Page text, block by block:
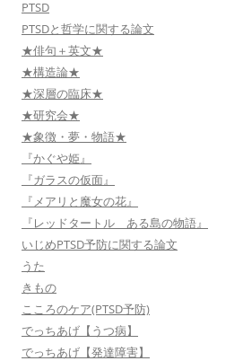
PTSD
PTSDと哲学に関する論文
★俳句＋英文★
★構造論★
★深層の臨床★
★研究会★
★象徴・夢・物語★
『かぐや姫』
『ガラスの仮面』
『メアリと魔女の花』
『レッドタートル ある島の物語』
いじめPTSD予防に関する論文
うた
きもの
こころのケア(PTSD予防)
でっちあげ【うつ病】
でっちあげ【発達障害】